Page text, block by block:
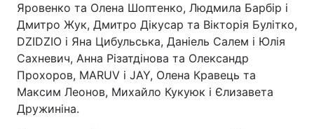
Яровенко та Олена Шоптенко, Людмила Барбір і
Дмитро Жук, Дмитро Дікусар та Вікторія Булітко,
DZIDZIO і Яна Цибульська, Даніель Салем і Юлія
Сахневич, Анна Різатдінова та Олександр
Прохоров, MARUV і JAY, Олена Кравець та
Максим Леонов, Михайло Кукуюк і Єлизавета
Дружиніна.